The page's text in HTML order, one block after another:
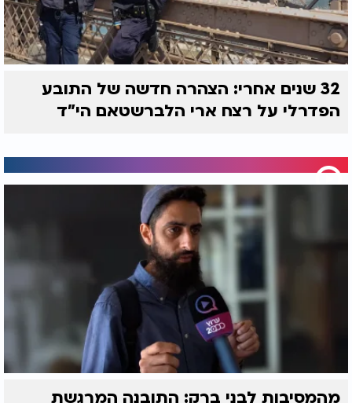
32 שנים אחרי: הצהרה חדשה של התובע
הפדרלי על רצח ארי הלברשטאם הי"ד
מהמסיבות לבני ברק: התובנה המרגשת